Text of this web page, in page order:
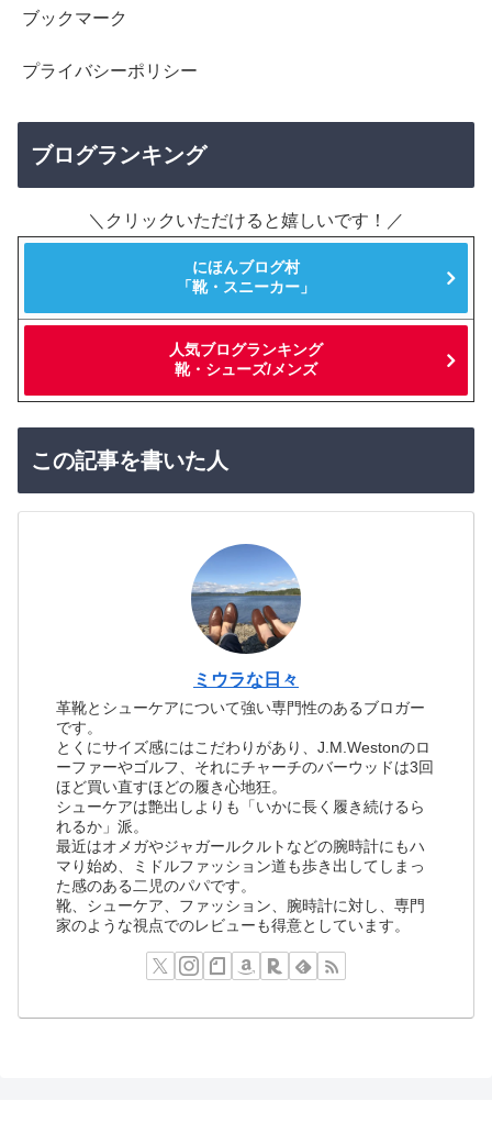
ブックマーク
プライバシーポリシー
ブログランキング
＼クリックいただけると嬉しいです！／
にほんブログ村
「靴・スニーカー」
人気ブログランキング
靴・シューズ/メンズ
この記事を書いた人
ミウラな日々
革靴とシューケアについて強い専門性のあるブロガー
です。
とくにサイズ感にはこだわりがあり、J.M.Westonのロ
ーファーやゴルフ、それにチャーチのバーウッドは3回
ほど買い直すほどの履き心地狂。
シューケアは艶出しよりも「いかに長く履き続けるら
れるか」派。
最近はオメガやジャガールクルトなどの腕時計にもハ
マり始め、ミドルファッション道も歩き出してしまっ
た感のある二児のパパです。
靴、シューケア、ファッション、腕時計に対し、専門
家のような視点でのレビューも得意としています。